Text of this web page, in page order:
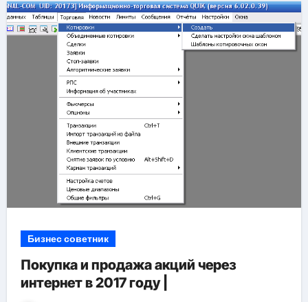
Бизнес советник
Покупка и продажа акций через
интернет в 2017 году |